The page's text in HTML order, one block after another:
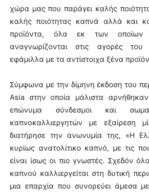
χώρα μας που παράγει καλής
καλής ποιότητας καπνά αλλά και
προϊόντα, όλα εκ των οποίων
αναγνωρίζονται στις αγορές
εφάμιλλα με τα αντίστοιχα ξένα
Σύμφωνα με την δίμηνη έκδοση του
Asia στην οποία μάλιστα
επώνυμα σύνδεσμοι και
καπνοκαλλιεργητών με εξαίρεση
διατήρησε την ανωνυμία της, «Η
κυρίως ανατολίτικο καπνό, με τις
είναι ίσως οι πιο γνωστές. Σχεδόν
καπνού καλλιεργείται στη δυτική
μια επαρχία που συνορεύει άμεσα